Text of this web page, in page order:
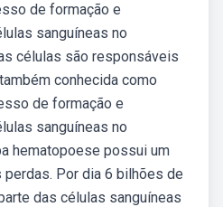
de formação e
sanguíneas no
células são responsáveis
conhecida como
de formação e
sanguíneas no
hematopoese possui um
Por dia 6 bilhões de
das células sanguíneas